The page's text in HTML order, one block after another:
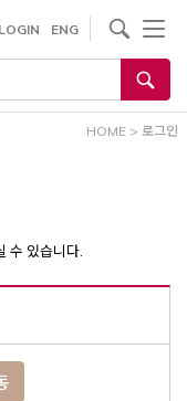
LOGIN ENG
HOME > 로그인
수 있습니다.